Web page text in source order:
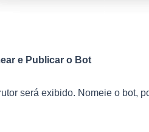
e Publicar o Bot
será exibido. Nomeie o bot,